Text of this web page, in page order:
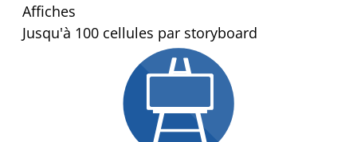
Affiches
Jusqu'à 100 cellules par storyboard